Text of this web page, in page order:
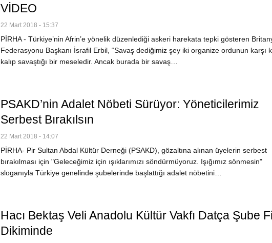
VİDEO
22 Mart 2018 - 15:37
PİRHA - Türkiye’nin Afrin’e yönelik düzenlediği askeri harekata tepki gösteren
Federasyonu Başkanı İsrafil Erbil, “Savaş dediğimiz şey iki organize ordunun karşı
kalıp savaştığı bir meseledir. Ancak burada bir savaş…
PSAKD’nin Adalet Nöbeti Sürüyor: Yöneticilerimiz
Serbest Bırakılsın
22 Mart 2018 - 14:07
PİRHA- Pir Sultan Abdal Kültür Derneği (PSAKD), gözaltına alınan üyelerin serbest
bırakılması için "Geleceğimiz için ışıklarımızı söndürmüyoruz. Işığımız sönmesin"
sloganıyla Türkiye genelinde şubelerinde başlattığı adalet nöbetini…
Hacı Bektaş Veli Anadolu Kültür Vakfı Datça Şube
Dikiminde